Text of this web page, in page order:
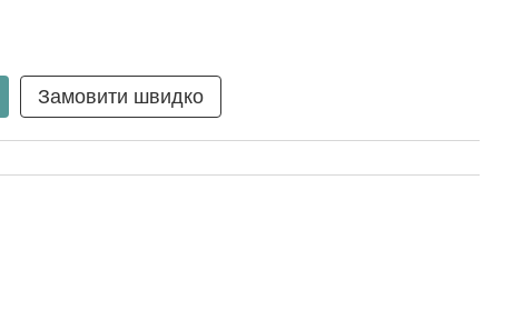
Замовити швидко